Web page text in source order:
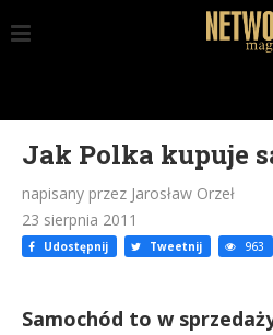
Jak Polka kupuje
napisany przez Jarosław Orzeł
23 sierpnia 2011
Udostępnij Tweetnij 963
Samochód to w